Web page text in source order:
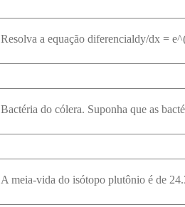
Resolva a equação diferencialdy/dx =